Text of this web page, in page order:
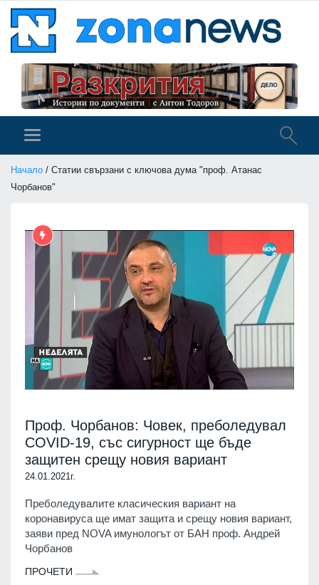
Начало / Статии свързани с ключова дума "проф. Атанас
Чорбанов"
Проф. Чорбанов: Човек, преболедувал
COVID-19, със сигурност ще бъде
защитен срещу новия вариант
24.01.2021г.
Преболедувалите класическия вариант на
коронавируса ще имат защита и срещу новия вариант,
заяви пред NOVA имунологът от БАН проф. Андрей
Чорбанов
ПРОЧЕТИ